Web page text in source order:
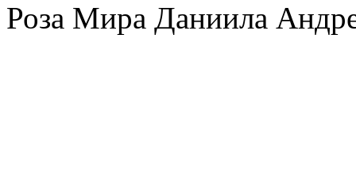
Роза Мира Даниила